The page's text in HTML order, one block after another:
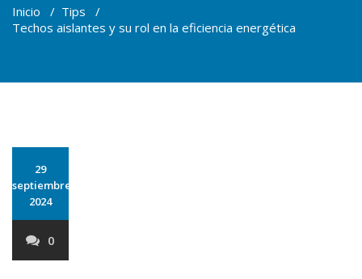
Inicio / Tips /
Techos aislantes y su rol en la eficiencia energética
29
septiembre
2024
0